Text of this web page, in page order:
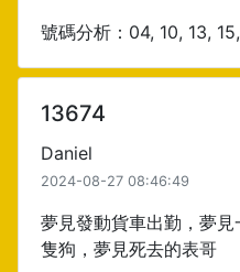
號碼分析：04, 10, 13,
13674
Daniel
2024-08-27 08:46:49
夢見發動貨車出勤，夢
隻狗，夢見死去的表哥